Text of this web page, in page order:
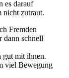
es darauf
nicht zutraut.
Fremden
dann schnell
gut mit ihnen.
viel Bewegung